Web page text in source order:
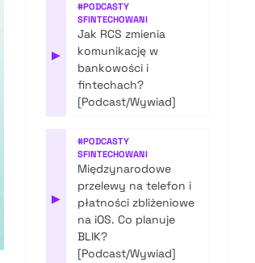
▶
#PODCASTY
SFINTECHOWANI
Jak RCS zmienia
komunikację w
bankowości i
fintechach?
[Podcast/Wywiad]
▶
#PODCASTY
SFINTECHOWANI
Międzynarodowe
przelewy na telefon i
płatności zbliżeniowe
na iOS. Co planuje
BLIK?
[Podcast/Wywiad]